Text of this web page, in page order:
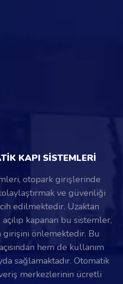
KAPI SİSTEMLERİ
otopark girişlerinde
ve güvenliği
edilmektedir. Uzaktan
kapanan bu sistemler,
girişini önlemektedir. Bu
hem de kullanım
sağlamaktadır. Otomatik
merkezlerinin ücretli